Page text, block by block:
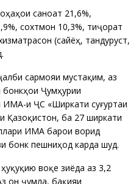
саноат 21,6%,
сохтмон 10,3%, тиҷорат
(сайёҳӣ, тандурустӣ,
сармояи мустақим, аз
Ҷумҳурии
ИМА-и ҶС «Ширкати суғуртаи
Қазоқистон, ба 27 ширкати
ИМА барои ворид
бонкӣ пешниҳод карда шуд.
воқеӣ зиёда аз 3,2
он ҷумла, бақияи